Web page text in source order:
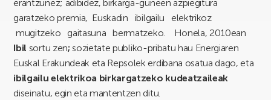
erantzunez; adibidez, birkarga-guneen azpiegitura
garatzeko premia, Euskadin ibilgailu elektrikoz
mugitzeko gaitasuna bermatzeko. Honela, 2010ean
Ibil sortu zen;sozietate publiko-pribatu hau Energiaren
Euskal Erakundeak eta Repsolek erdibana osatua dago, eta
ibilgailu elektrikoa birkargatzeko kudeatzaileak
diseinatu, egin eta mantentzen ditu.